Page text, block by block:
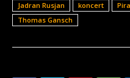
Jadran Rusjan
koncert
Thomas Gansch